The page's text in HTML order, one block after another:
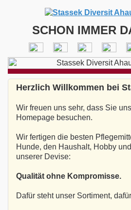
SCHON IMMER
Herzlich Willkommen bei
Wir freuen uns sehr, dass Sie
Homepage besuchen.
Wir fertigen die besten
Hunde, den Haushalt, Hobby
unserer Devise:
Qualität ohne Kompromisse.
Dafür steht unser Sortiment,